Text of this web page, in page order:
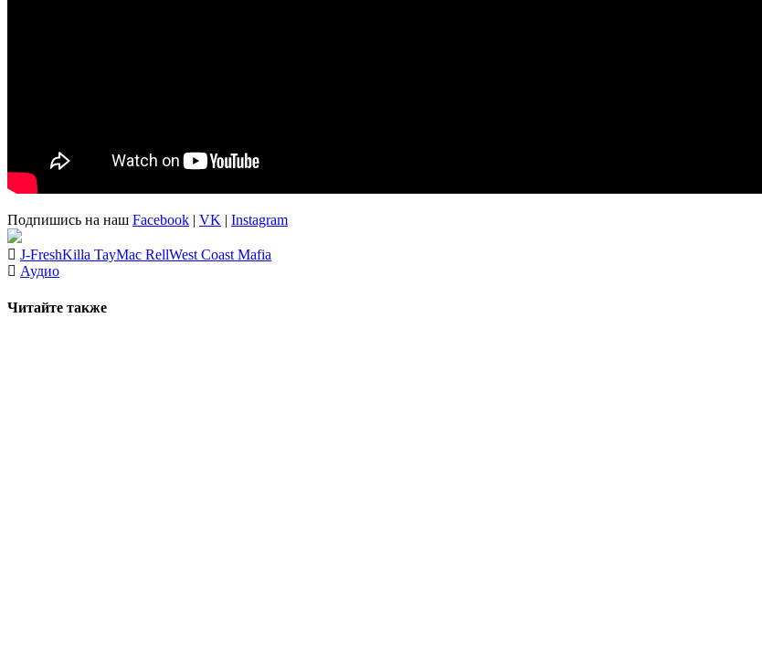
Подпишись на наш Facebook | VK | Instagram
J-FreshKilla TayMac RellWest Coast Mafia
Аудио
Читайте также